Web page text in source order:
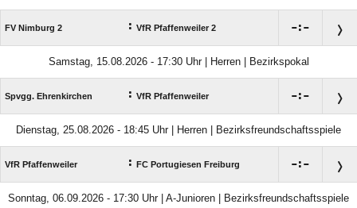
FV Nimburg 2 : VfR Pfaffenweiler 2 :
Samstag, 15.08.2026 - 17:30 Uhr | Herren | Bezirkspokal
Spvgg. Ehrenkirchen : VfR Pfaffenweiler :
Dienstag, 25.08.2026 - 18:45 Uhr | Herren | Bezirksfreundschaftsspiele
VfR Pfaffenweiler : FC Portugiesen Freiburg :
Sonntag, 06.09.2026 - 17:30 Uhr | A-Junioren | Bezirksfreundschaftsspiele